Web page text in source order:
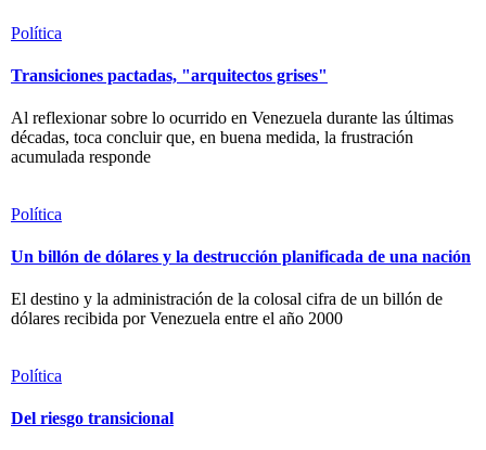
Política
Transiciones pactadas, "arquitectos grises"
Al reflexionar sobre lo ocurrido en Venezuela durante las últimas
décadas, toca concluir que, en buena medida, la frustración
acumulada responde
Política
Un billón de dólares y la destrucción planificada de una nación
El destino y la administración de la colosal cifra de un billón de
dólares recibida por Venezuela entre el año 2000
Política
Del riesgo transicional